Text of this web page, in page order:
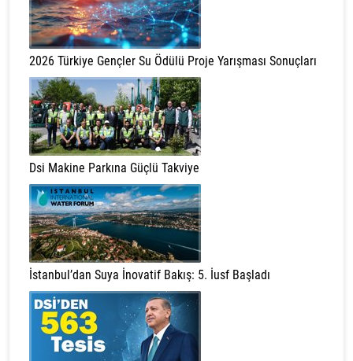
2026 Türkiye Gençler Su Ödülü Proje Yarışması Sonuçları
Dsi Makine Parkına Güçlü Takviye
İstanbul’dan Suya İnovatif Bakış: 5. İusf Başladı